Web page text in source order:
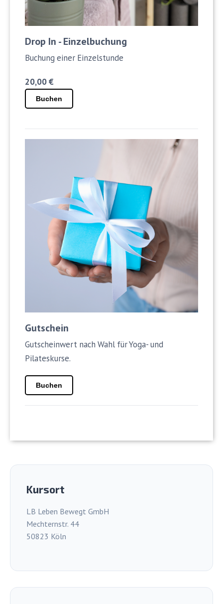
Drop In - Einzelbuchung
Buchung einer Einzelstunde
20,00 €
Buchen
Gutschein
Gutscheinwert nach Wahl für Yoga- und
Pilateskurse.
Buchen
Kursort
LB Leben Bewegt GmbH
Mechternstr. 44
50823 Köln